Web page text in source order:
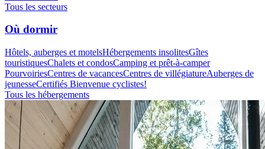
Tous les secteurs
Où dormir
Hôtels, auberges et motelsHébergements insolitesGîtes
touristiquesChalets et condosCamping et prêt-à-camper
PourvoiriesCentres de vacancesCentres de villégiatureAuberges de
jeunesseCertifiés Bienvenue cyclistes!
Tous les hébergements